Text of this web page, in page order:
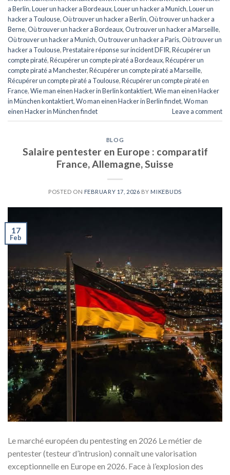
a Berlin,Louer un hacker a Bordeaux,Louer un hacker a Munich,Louer un
hacker a Toulouse,Où trouver un hacker a Berlin,Où trouver un hacker a
Berne,Où trouver un hacker a Bordeaux,Ou trouver un hacker a Marseille,
Où trouver un hacker a Munich,Ou trouver un hacker a Paris,Où trouver un
hacker a Toulouse,Prestataire réponse sur incident DFIR,Récupérer un
compte piraté,Récupérer un compte piraté a Bordeaux,Récupérer un
compte piraté a Manchester,Récupérer un compte piraté a Marseille,
Récupérer un compte piraté a Toulouse,Récupérer un compte piraté en
France,Wie man einen Hacker in Berlin kontaktiert,Wie man einen Hacker
in München kontaktiert,Wo man einen Hacker in Berlin findet,Wo man
einen Hacker in München findet
Leave a comment
BLOG
Salaire pentester en Europe : comparatif
France, Allemagne, Suisse
POSTED ON FEBRUARY 17, 2026 BY MIKEBUDS
17
Feb
Le marché européen du pentesting en 2026 Le métier de
pentester (testeur d’intrusion) connaît une valorisation
exceptionnelle en Europe en 2026. Face à l’explosion des